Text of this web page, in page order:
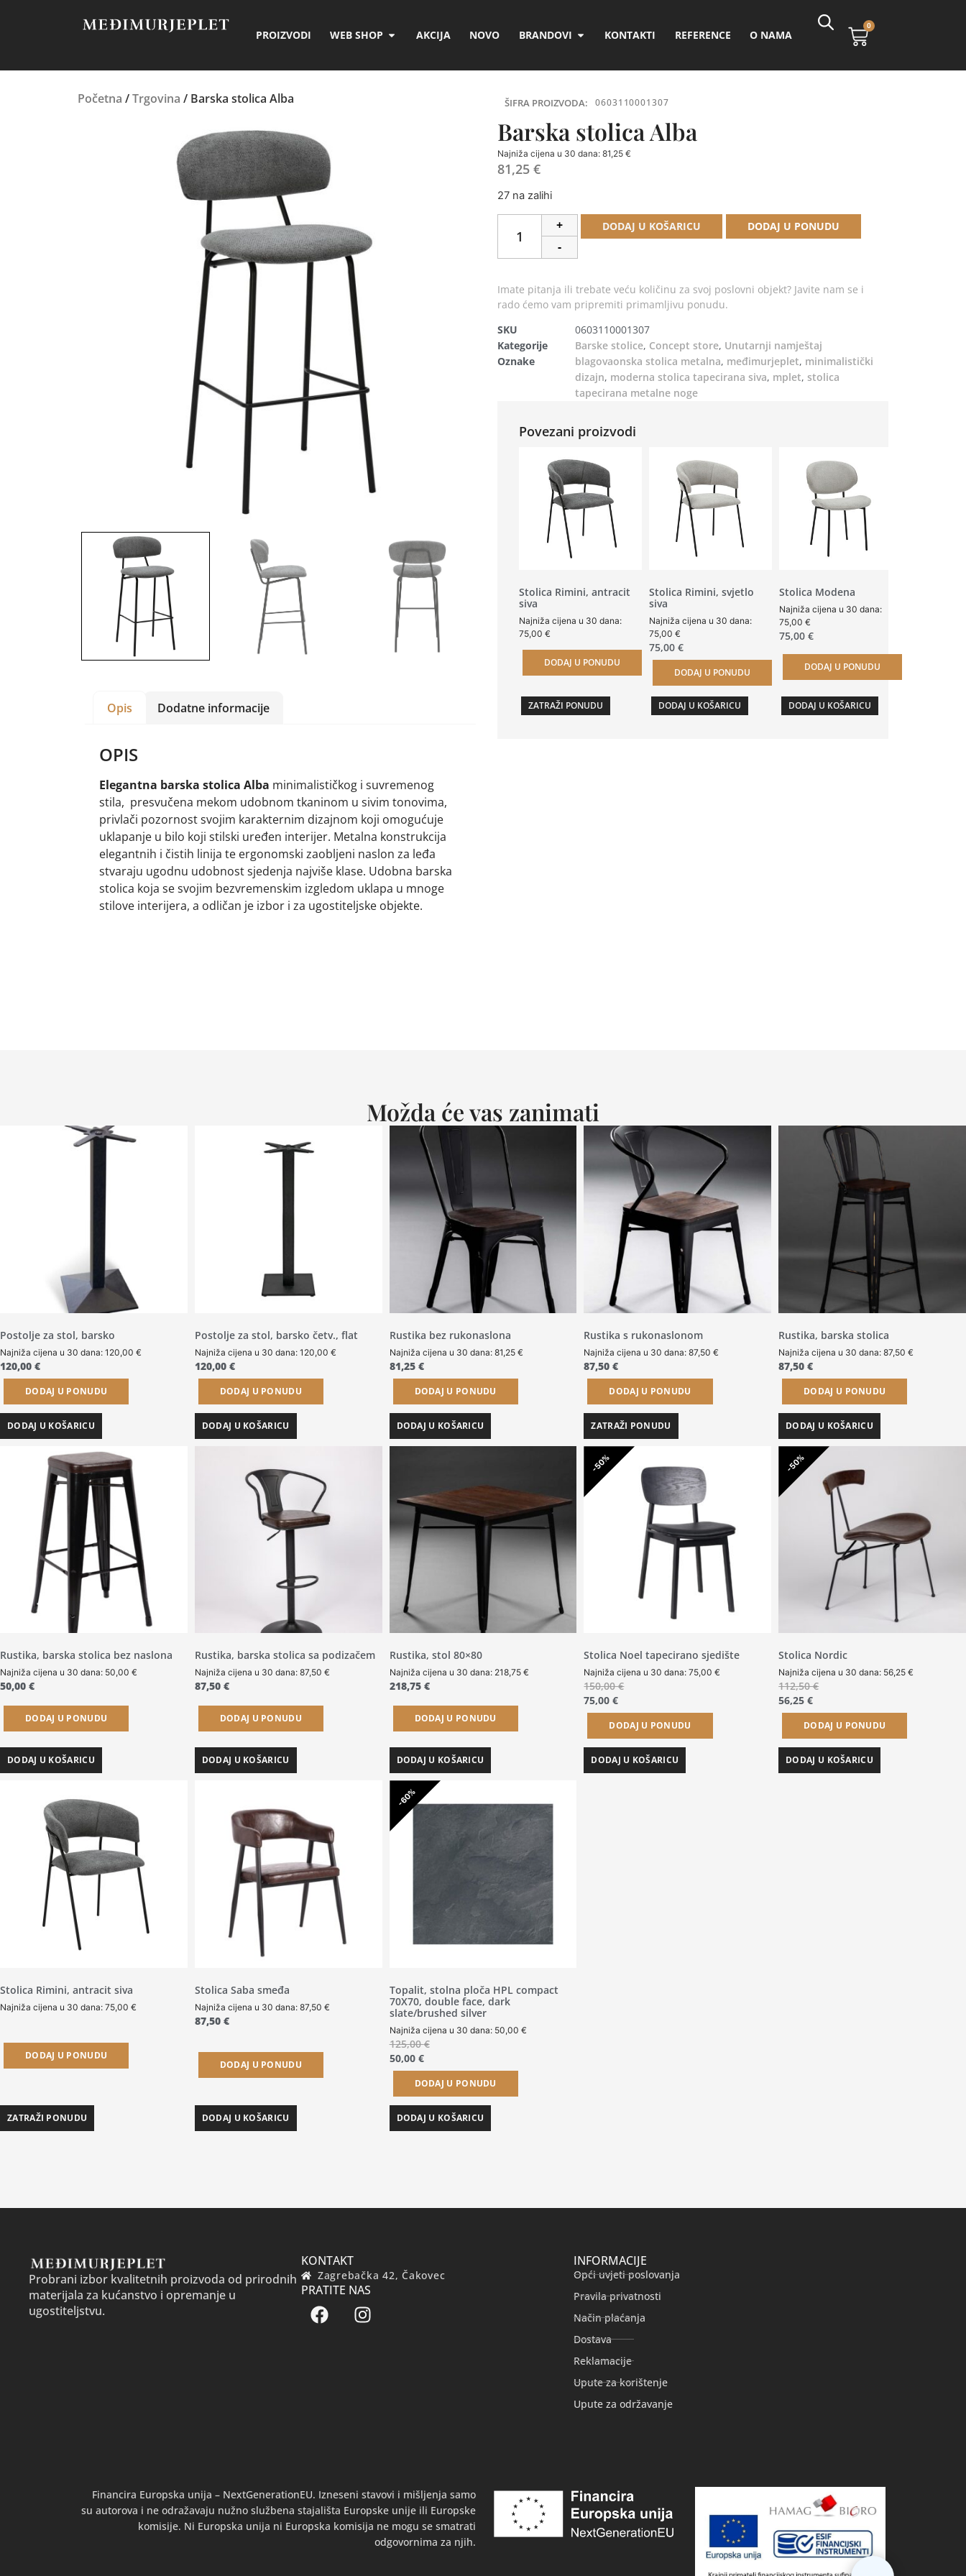
PROIZVODI WEB SHOP AKCIJA NOVO BRANDOVI KONTAKTI REFERENCE O NAMA
0
Početna /Trgovina / Barska stolica Alba
Opis Dodatne informacije
OPIS
Elegantna barska stolica Alba minimalističkog i suvremenog
stila, presvučena mekom udobnom tkaninom u sivim tonovima,
privlači pozornost svojim karakternim dizajnom koji omogućuje
uklapanje u bilo koji stilski uređen interijer. Metalna konstrukcija
elegantnih i čistih linija te ergonomski zaobljeni naslon za leđa
stvaraju ugodnu udobnost sjedenja najviše klase. Udobna barska
stolica koja se svojim bezvremenskim izgledom uklapa u mnoge
stilove interijera, a odličan je izbor i za ugostiteljske objekte.
ŠIFRA PROIZVODA: 0603110001307
Barska stolica Alba
Najniža cijena u 30 dana: 81,25 €
81,25 €
27 na zalihi
+
-
DODAJ U KOŠARICU DODAJ U PONUDU
Imate pitanja ili trebate veću količinu za svoj poslovni objekt? Javite nam se i
rado ćemo vam pripremiti primamljivu ponudu.
SKU
0603110001307
Kategorije
Barske stolice, Concept store, Unutarnji namještaj
Oznake
blagovaonska stolica metalna, međimurjeplet, minimalistički
dizajn, moderna stolica tapecirana siva, mplet, stolica
tapecirana metalne noge
Povezani proizvodi
Stolica Rimini, antracit
siva
Najniža cijena u 30 dana:
75,00 €
DODAJ U PONUDU
ZATRAŽI PONUDU
Stolica Rimini, svjetlo
siva
Najniža cijena u 30 dana:
75,00 €
75,00 €
DODAJ U PONUDU
DODAJ U KOŠARICU
Stolica Modena
Najniža cijena u 30 dana:
75,00 €
75,00 €
DODAJ U PONUDU
DODAJ U KOŠARICU
Možda će vas zanimati
Postolje za stol, barsko
Najniža cijena u 30 dana: 120,00 €
120,00 €
DODAJ U PONUDU
DODAJ U KOŠARICU
Postolje za stol, barsko četv., flat
Najniža cijena u 30 dana: 120,00 €
120,00 €
DODAJ U PONUDU
DODAJ U KOŠARICU
Rustika bez rukonaslona
Najniža cijena u 30 dana: 81,25 €
81,25 €
DODAJ U PONUDU
DODAJ U KOŠARICU
Rustika s rukonaslonom
Najniža cijena u 30 dana:87,50€
87,50€
DODAJ U PONUDU
ZATRAŽI PONUDU
Rustika, barska stolica
Najniža cijena u 30 dana:87,50€
87,50€
DODAJ U PONUDU
DODAJ U KOŠARICU
Rustika, barska stolica bez naslona
Najniža cijena u 30 dana: 50,00 €
50,00 €
DODAJ U PONUDU
DODAJ U KOŠARICU
Rustika, barska stolica sa podizačem
Najniža cijena u 30 dana: 87,50 €
87,50 €
DODAJ U PONUDU
DODAJ U KOŠARICU
Rustika, stol 80×80
Najniža cijena u 30 dana: 218,75 €
218,75 €
DODAJ U PONUDU
DODAJ U KOŠARICU
-50%
Stolica Noel tapecirano sjedište
Najniža cijena u 30 dana:75,00€
150,00€
75,00€
DODAJ U PONUDU
DODAJ U KOŠARICU
-50%
Stolica Nordic
Najniža cijena u 30 dana: 56,25€
112,50€
56,25€
DODAJ U PONUDU
DODAJ U KOŠARICU
Stolica Rimini, antracit siva
Najniža cijena u 30 dana: 75,00 €
DODAJ U PONUDU
ZATRAŽI PONUDU
Stolica Saba smeđa
Najniža cijena u 30 dana: 87,50 €
87,50 €
DODAJ U PONUDU
DODAJ U KOŠARICU
-60%
Topalit, stolna ploča HPL compact
70X70, double face, dark
slate/brushed silver
Najniža cijena u 30 dana: 50,00 €
125,00€
50,00 €
DODAJ U PONUDU
DODAJ U KOŠARICU
Probrani izbor kvalitetnih proizvoda od prirodnih
materijala za kućanstvo i opremanje u
ugostiteljstvu.
KONTAKT
Zagrebačka 42, Čakovec
PRATITE NAS
INFORMACIJE
Opći uvjeti poslovanja
Pravila privatnosti
Način plaćanja
Dostava
Reklamacije
Upute za korištenje
Upute za održavanje
Financira Europska unija – NextGenerationEU. Izneseni stavovi i mišljenja samo
su autorova i ne odražavaju nužno službena stajališta Europske unije ili Europske
komisije. Ni Europska unija ni Europska komisija ne mogu se smatrati
odgovornima za njih.